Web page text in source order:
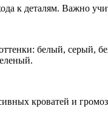
к деталям. Важно
белый, серый,
кроватей и